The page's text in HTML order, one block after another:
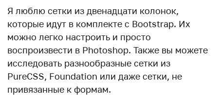
Я люблю сетки из двенадцати колонок,
которые идут в комплекте с Bootstrap. Их
можно легко настроить и просто
воспроизвести в Photoshop. Также вы можете
исследовать разнообразные сетки из
PureCSS, Foundation или даже сетки, не
привязанные к формам.